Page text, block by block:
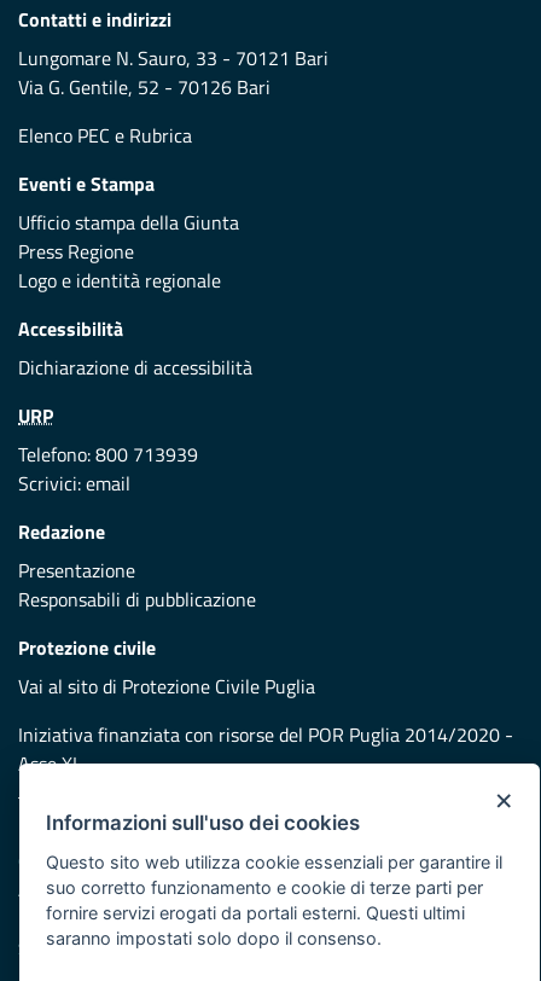
Contatti e indirizzi
Lungomare N. Sauro, 33 - 70121 Bari
Via G. Gentile, 52 - 70126 Bari
Elenco PEC e Rubrica
Eventi e Stampa
Ufficio stampa della Giunta
Press Regione
Logo e identità regionale
Accessibilità
Dichiarazione di accessibilità
URP
Telefono: 800 713939
Scrivici:email
Redazione
Presentazione
Responsabili di pubblicazione
Protezione civile
Vai al sito di Protezione Civile Puglia
Iniziativa finanziata con risorse del POR Puglia 2014/2020 -
Asse XI
Note legali
Cookie e privacy
Atti di notifica
Feed RSS
Servizi Intranet
×
Informazioni sull'uso dei cookies
Questo sito web utilizza cookie essenziali per garantire il
suo corretto funzionamento e cookie di terze parti per
fornire servizi erogati da portali esterni. Questi ultimi
saranno impostati solo dopo il consenso.